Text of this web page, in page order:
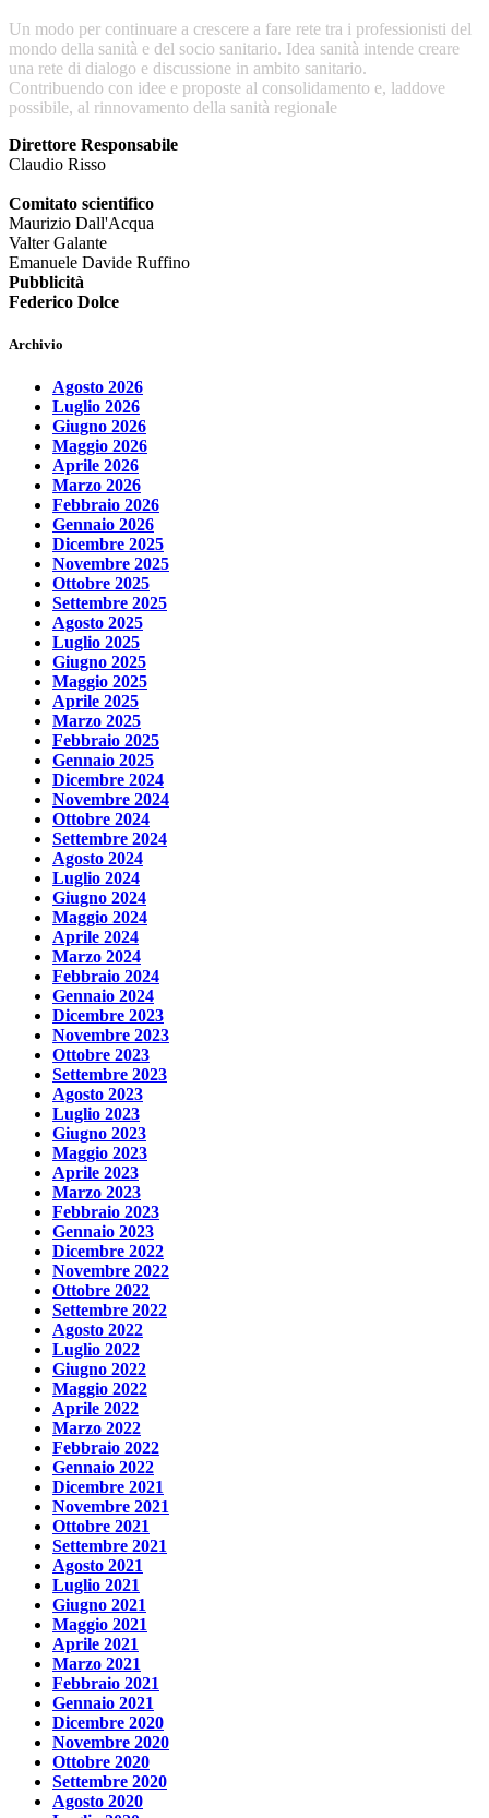
Un modo per continuare a crescere a fare rete tra i professionisti del
mondo della sanità e del socio sanitario. Idea sanità intende creare
una rete di dialogo e discussione in ambito sanitario.
Contribuendo con idee e proposte al consolidamento e, laddove
possibile, al rinnovamento della sanità regionale
Direttore Responsabile
Claudio Risso
Comitato scientifico
Maurizio Dall'Acqua
Valter Galante
Emanuele Davide Ruffino
Pubblicità
Federico Dolce
Archivio
Agosto 2026
Luglio 2026
Giugno 2026
Maggio 2026
Aprile 2026
Marzo 2026
Febbraio 2026
Gennaio 2026
Dicembre 2025
Novembre 2025
Ottobre 2025
Settembre 2025
Agosto 2025
Luglio 2025
Giugno 2025
Maggio 2025
Aprile 2025
Marzo 2025
Febbraio 2025
Gennaio 2025
Dicembre 2024
Novembre 2024
Ottobre 2024
Settembre 2024
Agosto 2024
Luglio 2024
Giugno 2024
Maggio 2024
Aprile 2024
Marzo 2024
Febbraio 2024
Gennaio 2024
Dicembre 2023
Novembre 2023
Ottobre 2023
Settembre 2023
Agosto 2023
Luglio 2023
Giugno 2023
Maggio 2023
Aprile 2023
Marzo 2023
Febbraio 2023
Gennaio 2023
Dicembre 2022
Novembre 2022
Ottobre 2022
Settembre 2022
Agosto 2022
Luglio 2022
Giugno 2022
Maggio 2022
Aprile 2022
Marzo 2022
Febbraio 2022
Gennaio 2022
Dicembre 2021
Novembre 2021
Ottobre 2021
Settembre 2021
Agosto 2021
Luglio 2021
Giugno 2021
Maggio 2021
Aprile 2021
Marzo 2021
Febbraio 2021
Gennaio 2021
Dicembre 2020
Novembre 2020
Ottobre 2020
Settembre 2020
Agosto 2020